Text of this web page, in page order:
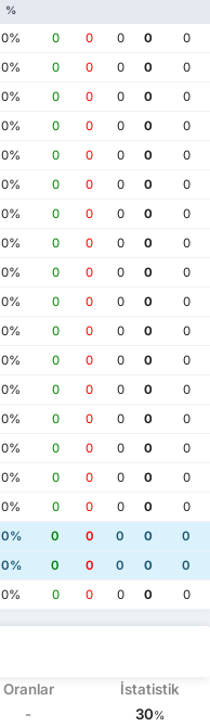
%
0% 0 0 0 0
0
0% 0 0 0 0
0
0% 0 0 0 0
0
0% 0 0 0 0
0
0% 0 0 0 0
0
0% 0 0 0 0
0
0% 0 0 0 0
0
0% 0 0 0 0
0
0% 0 0 0 0
0
0% 0 0 0 0
0
0% 0 0 0 0
0
0% 0 0 0 0
0
0% 0 0 0 0
0
0% 0 0 0 0
0
0% 0 0 0 0
0
0% 0 0 0 0
0
0% 0 0 0 0
0
0% 0 0 0 0
0
0% 0 0 0 0
0
0% 0 0 0 0 0
Oranlar İstatistik
- 30%